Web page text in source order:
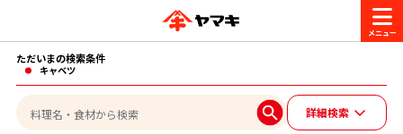
商品情報
レシピ
ただいまの検索条件
キャベツ
詳細検索